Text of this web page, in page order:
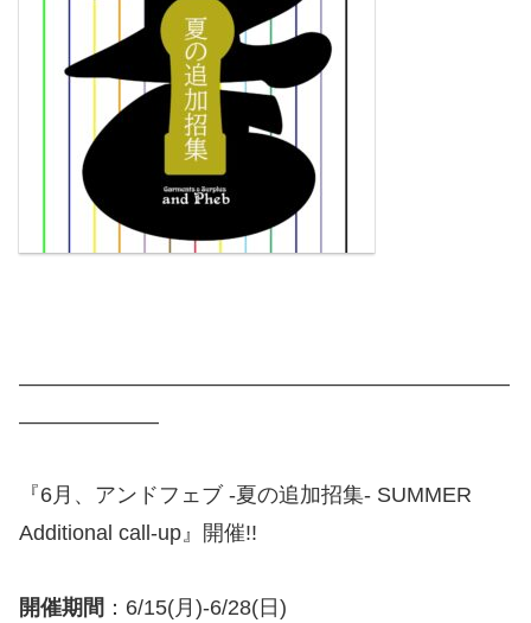
———————————————————————
——————–
『6月、アンドフェブ -夏の追加招集- SUMMER
Additional call-up』開催!!
開催期間 ：6/15(月)-6/28(日)